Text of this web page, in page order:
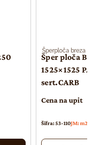
Šperploča breza
Šper ploča
1525×1525
sert.CARB
Cena na upit
Šifra: 53-110JM: m2